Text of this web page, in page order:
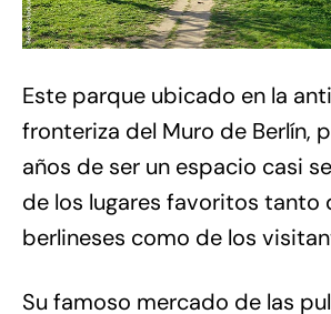
Este parque ubicado en la
fronteriza del Muro de Berlín,
años de ser un espacio casi
de los lugares favoritos tanto
berlineses como de los
Su famoso mercado de las